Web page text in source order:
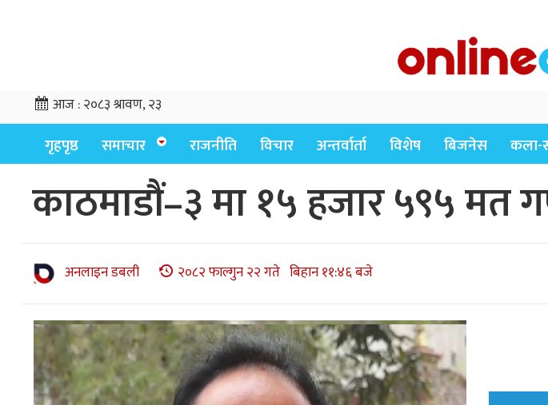
आज :२०८३ श्रावण, २३
गृहपृष्ठ समाचार राजनीति विचार अन्तर्वार्ता विशेष बिजनेस कला-
काठमाडौं–३ मा १५ हजार ५९५ मत
अनलाइन डबली २०८२ फाल्गुन २२ गते बिहान ११:४६ बजे